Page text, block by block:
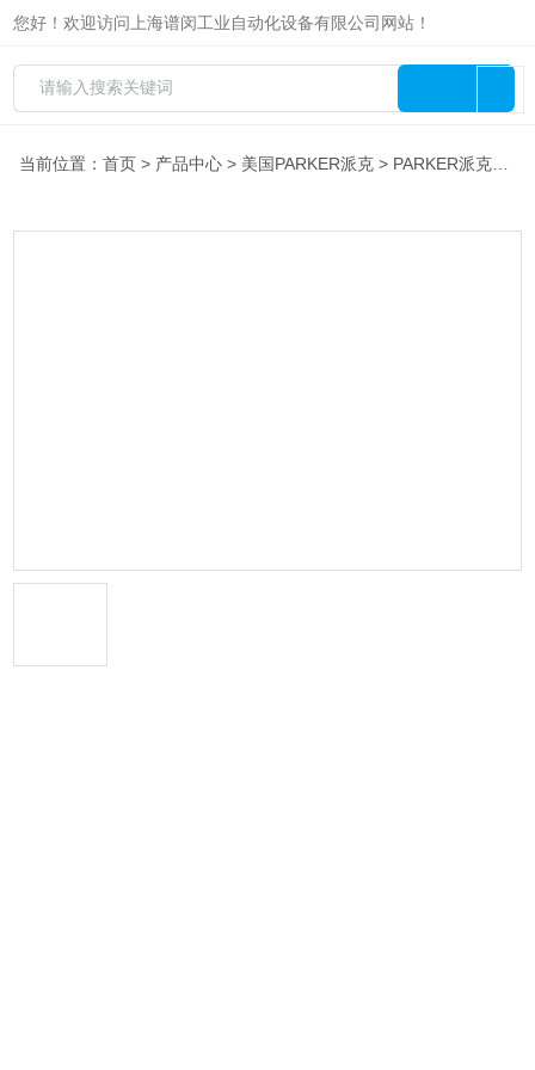
您好！欢迎访问上海谱闵工业自动化设备有限公司网站！
当前位置：首页 > 产品中心 > 美国PARKER派克 > PARKER派克阀